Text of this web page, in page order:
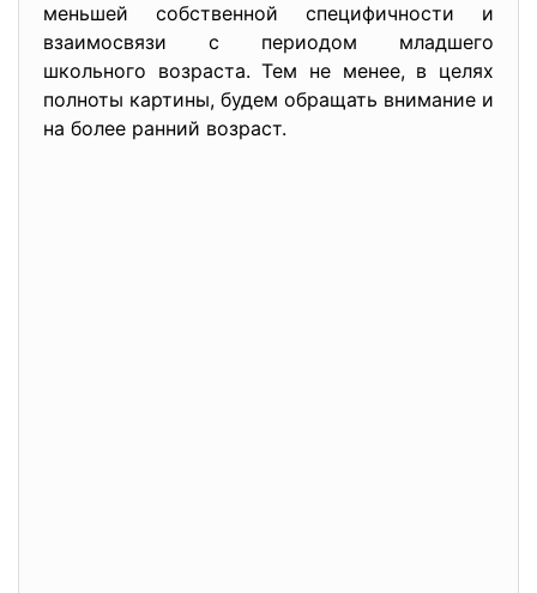
меньшей собственной специфичности и
взаимосвязи с периодом младшего
школьного возраста. Тем не менее, в целях
полноты картины, будем обращать внимание и
на более ранний возраст.